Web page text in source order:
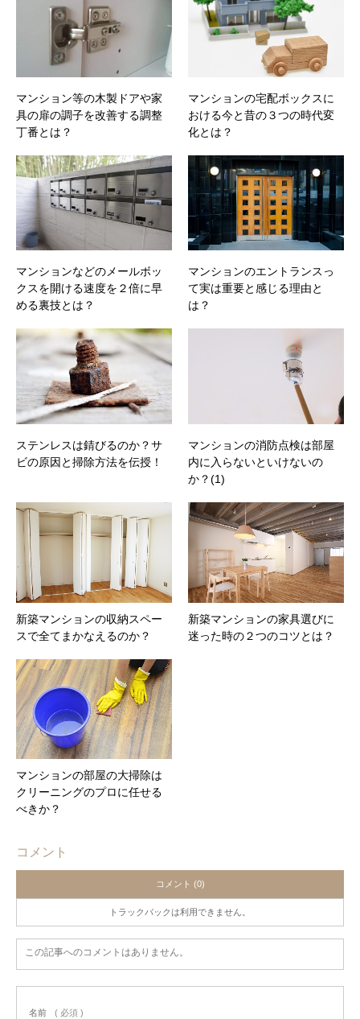
マンション等の木製ドアや家
具の扉の調子を改善する調整
丁番とは？
マンションの宅配ボックスに
おける今と昔の３つの時代変
化とは？
マンションなどのメールボッ
クスを開ける速度を２倍に早
める裏技とは？
マンションのエントランスっ
て実は重要と感じる理由と
は？
ステンレスは錆びるのか？サ
ビの原因と掃除方法を伝授！
マンションの消防点検は部屋
内に入らないといけないの
か？(1)
新築マンションの収納スペー
スで全てまかなえるのか？
新築マンションの家具選びに
迷った時の２つのコツとは？
マンションの部屋の大掃除は
クリーニングのプロに任せる
べきか？
コメント
コメント (0)
トラックバックは利用できません。
この記事へのコメントはありません。
名前 ( 必須 )